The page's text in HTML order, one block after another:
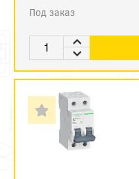
Под заказ